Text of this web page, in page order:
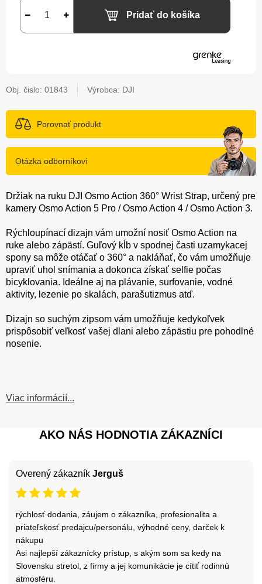
Pridať do košíka
Obj. čislo: 01843 Výrobca: DJI
Porovnať produkt
Otázka odborníkovi
Držiak na ruku DJI Osmo Action 360° Wrist Strap, určený pre
kamery Osmo Action 5 Pro / Osmo Action 4 / Osmo Action 3.
Rýchloupínací dizajn vám umožní nosiť Osmo Action na
ruke alebo zápästí. Guľový kĺb v spodnej časti uzamykacej
spony sa môže otáčať o 360° a nakláňať, čo vám umožňuje
upraviť uhol snímania a dokonca získať selfie počas
bicyklovania. Ideálne aj na plávanie, surfovanie, vodné
aktivity, lezenie po skalách, parašutizmus atď.
Dizajn so suchým zipsom vám umožňuje kedykoľvek
prispôsobiť veľkosť vašej dlani alebo zápästiu pre pohodlné
nosenie.
Viac informácií...
AKO NÁS HODNOTIA ZÁKAZNÍCI
Overený zákazník Jerguš
rýchlosť dodania, záujem o zákazníka, profesionalita a
priateľskosť predajcu/personálu, výhodné ceny, darček k
nákupu
Asi najlepší zákaznícky prístup, s akým som sa kedy na
Slovensku stretol, z firmy a jej komunikácie je cítiť rodinnú
atmosféru.